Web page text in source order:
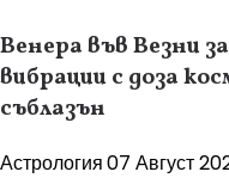
Венера във Везни
вибрации с доза
съблазън
Астрология07 Август